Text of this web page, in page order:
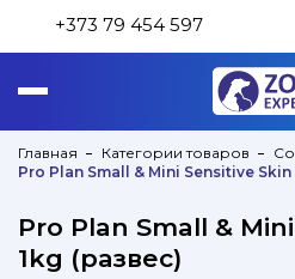
+373 79 454 597
Главная Категории товаров
Pro Plan Small & Mini Sensitive Skin
Pro Plan Small &
1kg (развеc)